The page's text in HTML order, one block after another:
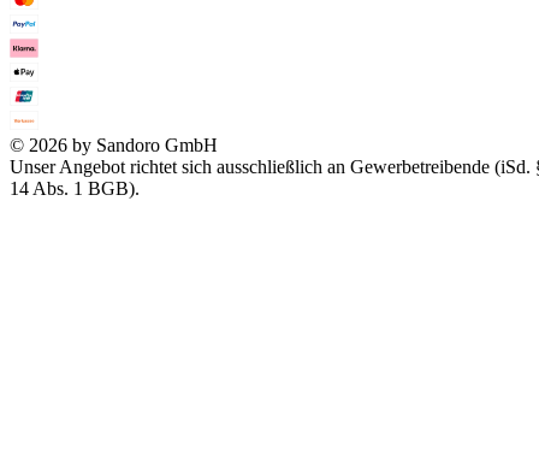
© 2026 by Sandoro GmbH
Unser Angebot richtet sich ausschließlich an Gewerbetreibende (iSd.
14 Abs. 1 BGB).